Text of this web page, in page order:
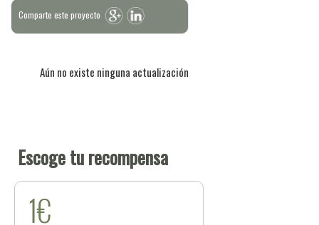
Comparte este proyecto
Aún no existe ninguna actualización
Escoge tu recompensa
1€